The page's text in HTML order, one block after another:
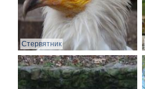
Стервятник